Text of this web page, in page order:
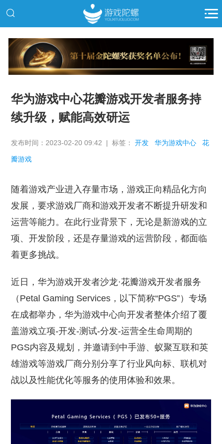
推广
华为游戏中心花瓣游戏开发者服务持
续升级，赋能高效研运
发布时间：2023-02-20 09:42 | 标签：开发 华为游戏中心 花
瓣游戏
随着游戏产业进入存量市场，游戏正向精品化方向
发展，要求游戏厂商和游戏开发者不断提升研发和
运营等能力。在此行业背景下，无论是新游戏的立
项、开发阶段，还是存量游戏的运营阶段，都面临
着更多挑战。
近日，华为游戏开发者沙龙·花瓣游戏开发者服务
（Petal Gaming Services，以下简称“PGS”）专场
在成都举办，华为游戏中心向开发者整体介绍了覆
盖游戏立项-开发-测试-分发-运营全生命周期的
PGS内容及规划，并邀请到中手游、蚁聚互联和英
雄游戏等游戏厂商分别分享了行业风向标、联机对
战以及性能优化等服务的使用体验和效果。